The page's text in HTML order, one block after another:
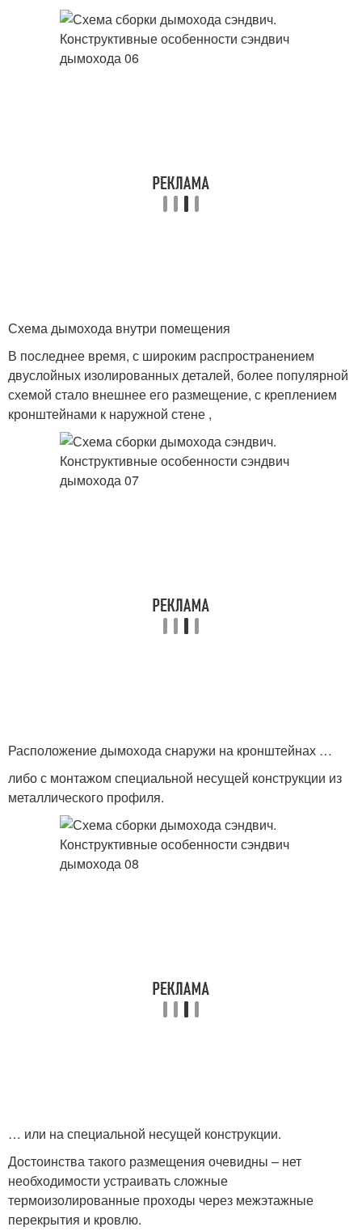
Схема дымохода внутри помещения
В последнее время, с широким распространением
двуслойных изолированных деталей, более популярной
схемой стало внешнее его размещение, с креплением
кронштейнами к наружной стене ,
Расположение дымохода снаружи на кронштейнах …
либо с монтажом специальной несущей конструкции из
металлического профиля.
… или на специальной несущей конструкции.
Достоинства такого размещения очевидны – нет
необходимости устраивать сложные
термоизолированные проходы через межэтажные
перекрытия и кровлю.